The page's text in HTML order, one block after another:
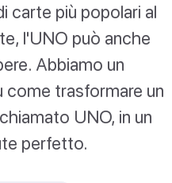
carte più popolari al
l'UNO può anche
Abbiamo un
come trasformare un
UNO, in un
perfetto.